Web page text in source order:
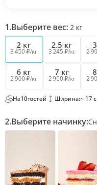
1.Выберите вес: 2 кг
2 кг
3 450 ₽/кг
2.5 кг
3 245 ₽/кг 2
6 кг
2 900 ₽/кг
7 кг
2 900 ₽/кг 2
На10гостей Ширина:~ 17
2.Выберите начинку: